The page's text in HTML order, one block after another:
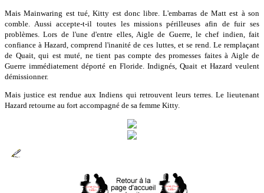
Mais Mainwaring est tué, Kitty est donc libre. L'embarras de Matt est à son
comble. Aussi accepte-t-il toutes les missions périlleuses afin de fuir ses
problèmes. Lors de l'une d'entre elles, Aigle de Guerre, le chef indien, fait
confiance à Hazard, comprend l'inanité de ces luttes, et se rend. Le remplaçant
de Quait, qui est muté, ne tient pas compte des promesses faites à Aigle de
Guerre immédiatement déporté en Floride. Indignés, Quait et Hazard veulent
démissionner.
Mais justice est rendue aux Indiens qui retrouvent leurs terres. Le lieutenant
Hazard retourne au fort accompagné de sa femme Kitty.